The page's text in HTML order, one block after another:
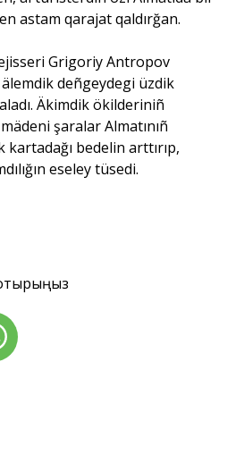
astam qarajat qaldırğan.
Grigoriy Antropov
älemdik deñgeydegi üzdik
Äkimdik ökilderiniñ
şaralar Almatınıñ
kartadağı bedelin arttırıp,
eseley tüsedi.